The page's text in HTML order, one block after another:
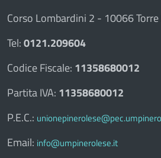
Corso Lombardini 2 - 10066 Torre
Tel:0121.209604
Codice Fiscale: 11358680012
Partita IVA: 11358680012
P.E.C.:
Email: info@umpinerolese.it